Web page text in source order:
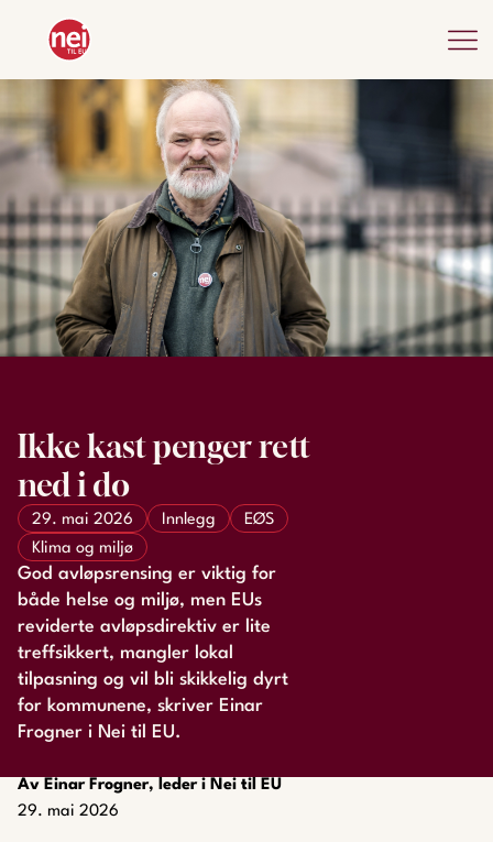
Av Einar Frogner, leder i Nei til EU
29. mai 2026
Ikke kast penger rett
ned i do
29. mai 2026 Innlegg
EØS
Klima og miljø
God avløpsrensing er viktig for
både helse og miljø, men EUs
reviderte avløpsdirektiv er lite
treffsikkert, mangler lokal
tilpasning og vil bli skikkelig dyrt
for kommunene, skriver Einar
Frogner i Nei til EU.